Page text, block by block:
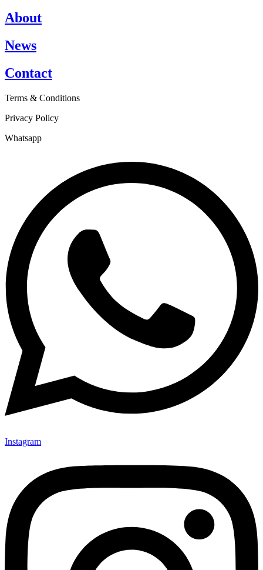
About
News
Contact
Terms & Conditions
Privacy Policy
Whatsapp
Instagram